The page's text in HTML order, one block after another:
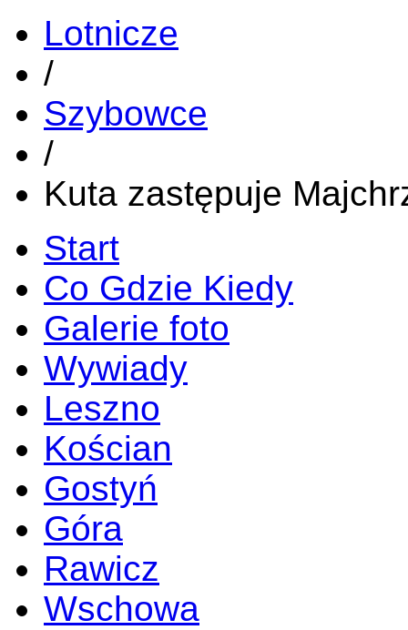
Lotnicze
/
Szybowce
/
Kuta zastępuje
Start
Co Gdzie Kiedy
Galerie foto
Wywiady
Leszno
Kościan
Gostyń
Góra
Rawicz
Wschowa